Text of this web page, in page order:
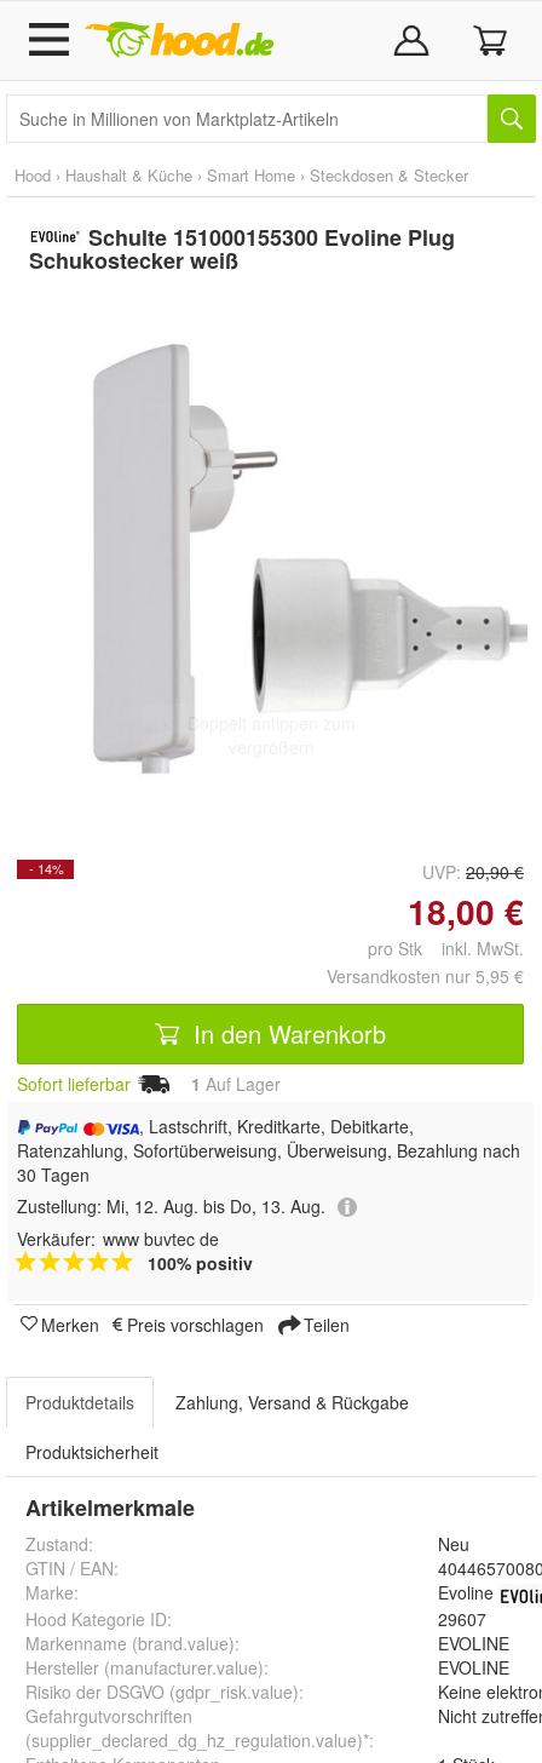
Hood › Haushalt & Küche › Smart Home › Steckdosen & Stecker
Schulte 151000155300 Evoline Plug
Schukostecker weiß
- 14% UVP: 20,90 €
18,00 €
pro Stk inkl. MwSt.
Versandkosten nur 5,95 €
In den Warenkorb
Sofort lieferbar 1 Auf Lager
, Lastschrift, Kreditkarte, Debitkarte,
Ratenzahlung, Sofortüberweisung, Überweisung, Bezahlung nach
30 Tagen
Zustellung: Mi, 12. Aug. bis Do, 13. Aug.
Verkäufer: www buvtec de
100% positiv
Merken Preis vorschlagen Teilen
Produktdetails Zahlung, Versand & Rückgabe
Produktsicherheit
Artikelmerkmale
Zustand:
Neu
GTIN / EAN:
Marke:
Evoline
Hood Kategorie ID:
29607
Markenname (brand.value):
EVOLINE
Hersteller (manufacturer.value):
EVOLINE
Risiko der DSGVO (gdpr_risk.value):
Keine
Gefahrgutvorschriften
(supplier_declared_dg_hz_regulation.value)*:
Nicht